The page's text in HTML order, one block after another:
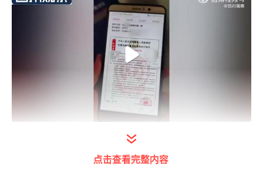
打开今日头条查看完整视频
点击查看完整内容